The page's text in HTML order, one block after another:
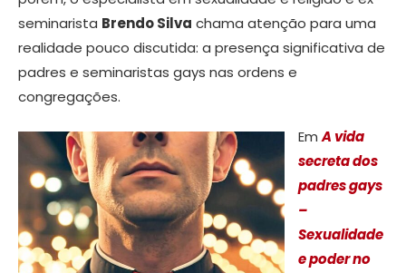
seminarista Brendo Silva chama atenção para uma
realidade pouco discutida: a presença significativa de
padres e seminaristas gays nas ordens e
congregações.
EmA vida
secreta dos
padres gays
–
Sexualidade
e poder no